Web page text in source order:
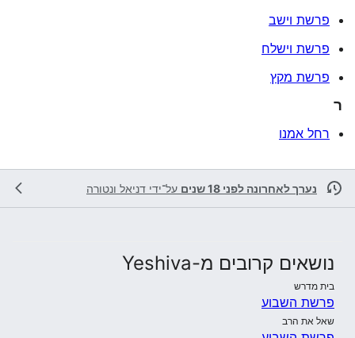
פרשת וישב
פרשת וישלח
פרשת מקץ
ר
רחל אמנו
נערך לאחרונה לפני 18 שנים על־ידי דניאל ונטורה
נושאים קרובים מ-Yeshiva
בית מדרש
פרשת השבוע
שאל את הרב